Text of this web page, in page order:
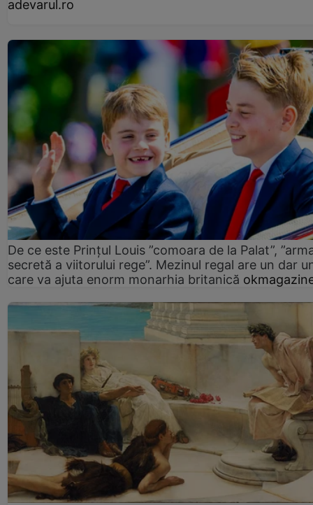
adevarul.ro
De ce este Prințul Louis ”comoara de la Palat”,
secretă a viitorului rege”. Mezinul regal are un dar
care va ajuta enorm monarhia britanică